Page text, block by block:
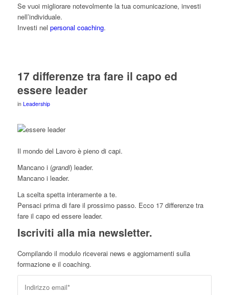
Se vuoi migliorare notevolmente la tua comunicazione, investi
nell’individuale.
Investi nel personal coaching.
17 differenze tra fare il capo ed
essere leader
in Leadership
Il mondo del Lavoro è pieno di capi.
Mancano i (grandi) leader.
Mancano i leader.
La scelta spetta interamente a te.
Pensaci prima di fare il prossimo passo. Ecco 17 differenze tra
fare il capo ed essere leader.
Iscriviti alla mia newsletter.
Compilando il modulo riceverai news e aggiornamenti sulla
formazione e il coaching.